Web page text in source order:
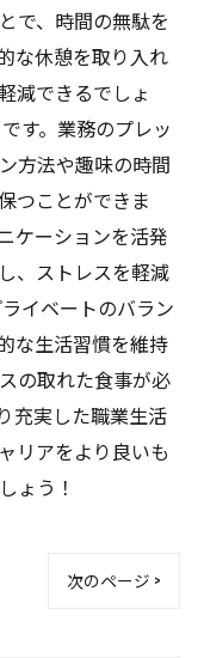
で、時間の無駄を
な休憩を取り入れ
減できるでしょ
す。業務のプレッ
方法や趣味の時間
つことができま
ケーションを活発
、ストレスを軽減
イベートのバラン
な生活習慣を維持
の取れた食事が必
充実した職業生活
リアをより良いも
ょう！
次のページ >